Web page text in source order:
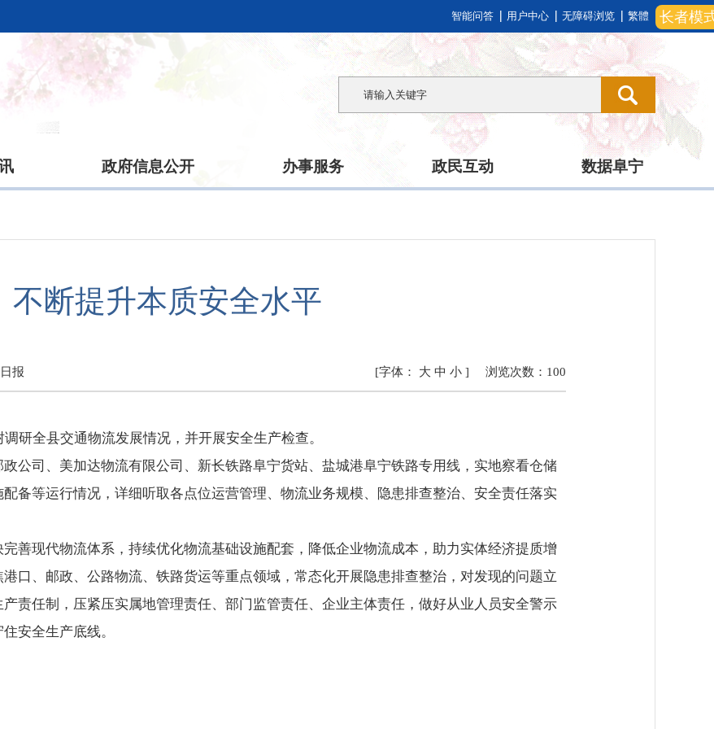
长者模
智能问答 用户中心 无障碍浏览 繁體
政府信息公开 办事服务 政民互动 数据阜宁
不断提升本质安全水平
报 浏览次数： 100
[字体： 大 中 小 ]
研全县交通物流发展情况，并开展安全生产检查。
公司、美加达物流有限公司、新长铁路阜宁货站、盐城港阜宁铁路专用线，实地察看仓储
备等运行情况，详细听取各点位运营管理、物流业务规模、隐患排查整治、安全责任落实
善现代物流体系，持续优化物流基础设施配套，降低企业物流成本，助力实体经济提质增
口、邮政、公路物流、铁路货运等重点领域，常态化开展隐患排查整治，对发现的问题立
责任制，压紧压实属地管理责任、部门监管责任、企业主体责任，做好从业人员安全警示
安全生产底线。